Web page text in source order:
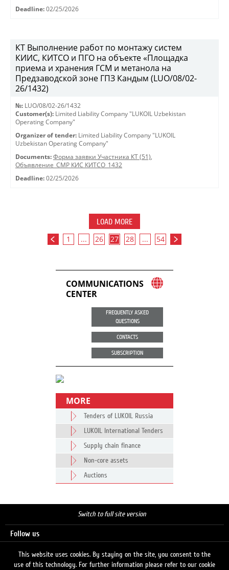
Deadline: 02/25/2026
КТ Выполнение работ по монтажу систем
КИИС, КИТСО и ПГО на объекте «Площадка
приема и хранения ГСМ и метанола на
Предзаводской зоне ГПЗ Кандым (LUO/08/02-
26/1432)
№: LUO/08/02-26/1432
Customer(s): Limited Liability Company "LUKOIL Uzbekistan
Operating Company"
Organizer of tender: Limited Liability Company "LUKOIL
Uzbekistan Operating Company"
Documents: Форма заявки Участника КТ (51),
Объявление_СМР КИС КИТСО_1432
Deadline: 02/25/2026
LOAD MORE
1 ... 26 27 28 ... 54
COMMUNICATIONS
CENTER
FREQUENTLY ASKED
QUESTIONS
CONTACTS
SUBSCRIPTION
MORE
Tenders of LUKOIL Russia
LUKOIL International Tenders
Supply chain finance
Non-core assets
Auctions
Switch to full site version
Follow us
This website uses cookies. By staying on the site, you consent to the
use of this technology. For further information please refer to our cookie